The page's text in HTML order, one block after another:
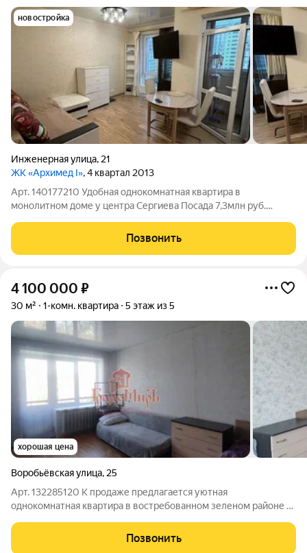
новостройка
Инженерная улица, 21
ЖК «Архимед I», 4 квартал 2013
Арт. 140177210 Удобная однокомнатная квартира в
монолитном доме у центра Сергиева Посада 7,3млн руб.
площадью 34,1 м на ул. Инженерная в Сергиевом Посаде.
Прямая продажа. Квартира расположена
Позвонить
4 100 000 ₽
30 м² 1-комн. квартира 5 этаж из 5
хорошая цена
Воробьёвская улица, 25
Арт. 132285120 К продаже предлагается уютная
однокомнатная квартира в востребованном зеленом районе в
кирпичном доме по адресу ул. Воробьевская д.25. Кирпичный
дом. Очень теплая и светлая квартира
Позвонить